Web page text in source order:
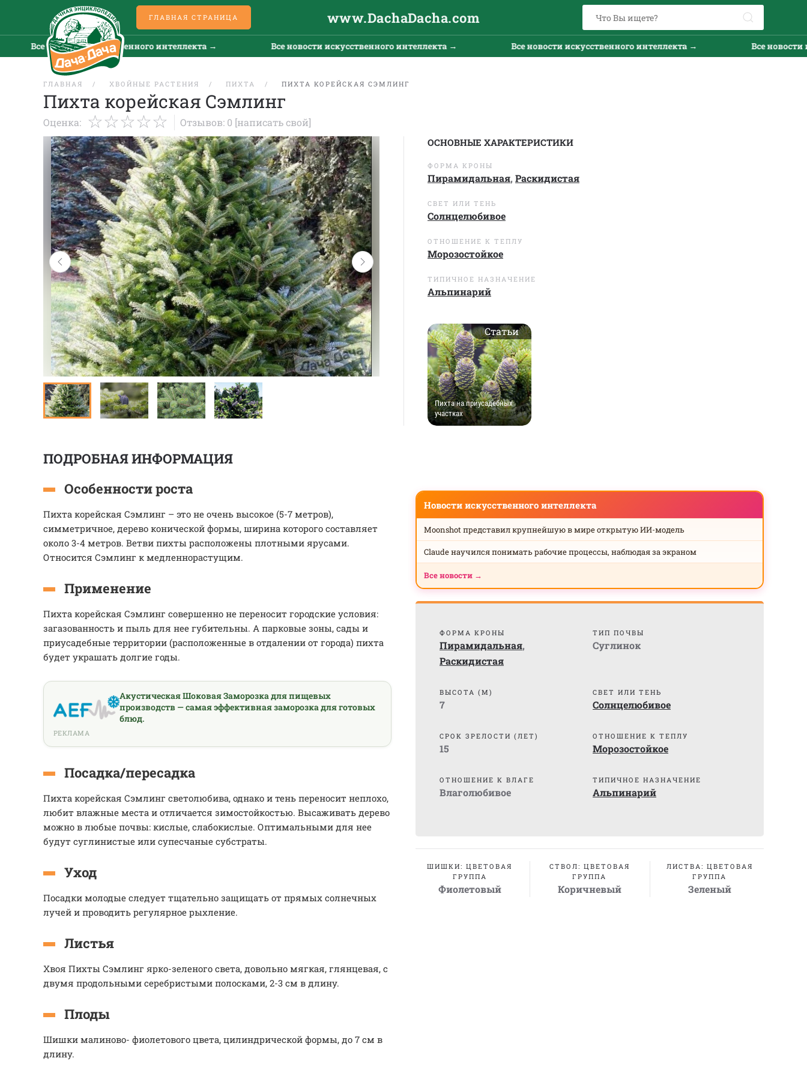
ГЛАВНАЯ СТРАНИЦА www.DachaDacha.com
Все новости искусственного интеллекта → Все новости искусственного интеллекта → Все новости искусственного интеллекта → Все новости
ГЛАВНАЯ ХВОЙНЫЕ РАСТЕНИЯ ПИХТА ПИХТА КОРЕЙСКАЯ СЭМЛИНГ
Пихта корейская Сэмлинг
Оценка: Отзывов: 0 [написать свой]
ОСНОВНЫЕ ХАРАКТЕРИСТИКИ
ФОРМА КРОНЫ
Пирамидальная, Раскидистая
СВЕТ ИЛИ ТЕНЬ
Солнцелюбивое
ОТНОШЕНИЕ К ТЕПЛУ
Морозостойкое
ТИПИЧНОЕ НАЗНАЧЕНИЕ
Альпинарий
Пихта на приусадебных
участках
Статьи
ПОДРОБНАЯ ИНФОРМАЦИЯ
Особенности роста
Пихта корейская Сэмлинг – это не очень высокое (5-7 метров),
симметричное, дерево конической формы, ширина которого составляет
около 3-4 метров. Ветви пихты расположены плотными ярусами.
Относится Сэмлинг к медленнорастущим.
Применение
Пихта корейская Сэмлинг совершенно не переносит городские условия:
загазованность и пыль для нее губительны. А парковые зоны, сады и
приусадебные территории (расположенные в отдалении от города) пихта
будет украшать долгие годы.
Акустическая Шоковая Заморозка для пищевых
производств — самая эффективная заморозка для готовых
блюд.
РЕКЛАМА
Посадка/пересадка
Пихта корейская Сэмлинг светолюбива, однако и тень переносит неплохо,
любит влажные места и отличается зимостойкостью. Высаживать дерево
можно в любые почвы: кислые, слабокислые. Оптимальными для нее
будут суглинистые или супесчаные субстраты.
Уход
Посадки молодые следует тщательно защищать от прямых солнечных
лучей и проводить регулярное рыхление.
Листья
Хвоя Пихты Сэмлинг ярко-зеленого света, довольно мягкая, глянцевая, с
двумя продольными серебристыми полосками, 2-3 см в длину.
Плоды
Шишки малиново- фиолетового цвета, цилиндрической формы, до 7 см в
длину.
Новости искусственного интеллекта
Moonshot представил крупнейшую в мире открытую ИИ-модель
Claude научился понимать рабочие процессы, наблюдая за экраном
Все новости →
ФОРМА КРОНЫ
Пирамидальная,
Раскидистая
ТИП ПОЧВЫ
Суглинок
ВЫСОТА (М)
7
СВЕТ ИЛИ ТЕНЬ
Солнцелюбивое
СРОК ЗРЕЛОСТИ (ЛЕТ)
15
ОТНОШЕНИЕ К ТЕПЛУ
Морозостойкое
ОТНОШЕНИЕ К ВЛАГЕ
Влаголюбивое
ТИПИЧНОЕ НАЗНАЧЕНИЕ
Альпинарий
ШИШКИ: ЦВЕТОВАЯ
ГРУППА
Фиолетовый
СТВОЛ: ЦВЕТОВАЯ
ГРУППА
Коричневый
ЛИСТВА: ЦВЕТОВАЯ
ГРУППА
Зеленый